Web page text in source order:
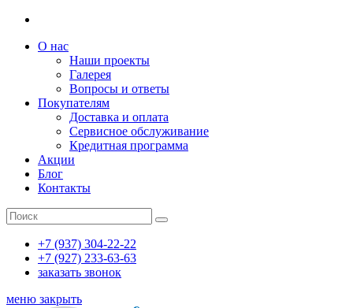
О нас
Наши проекты
Галерея
Вопросы и ответы
Покупателям
Доставка и оплата
Сервисное обслуживание
Кредитная программа
Акции
Блог
Контакты
+7 (937) 304-22-22
+7 (927) 233-63-63
заказать звонок
меню закрыть